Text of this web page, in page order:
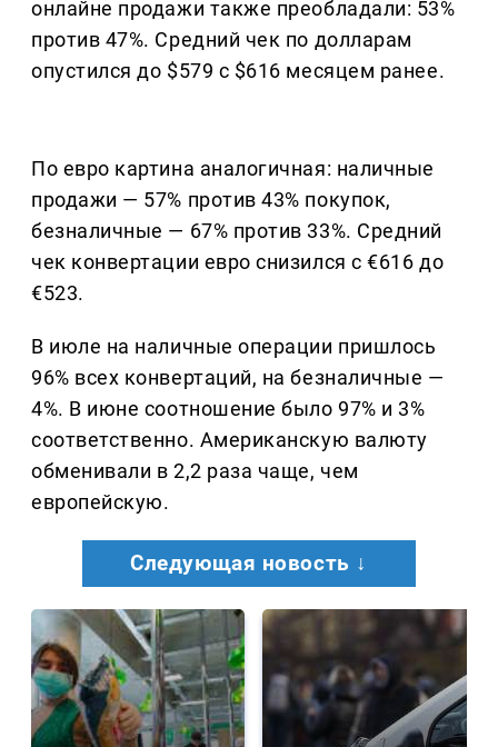
онлайне продажи также преобладали: 53%
против 47%. Средний чек по долларам
опустился до $579 с $616 месяцем ранее.
По евро картина аналогичная: наличные
продажи — 57% против 43% покупок,
безналичные — 67% против 33%. Средний
чек конвертации евро снизился с €616 до
€523.
В июле на наличные операции пришлось
96% всех конвертаций, на безналичные —
4%. В июне соотношение было 97% и 3%
соответственно. Американскую валюту
обменивали в 2,2 раза чаще, чем
европейскую.
Следующая новость ↓